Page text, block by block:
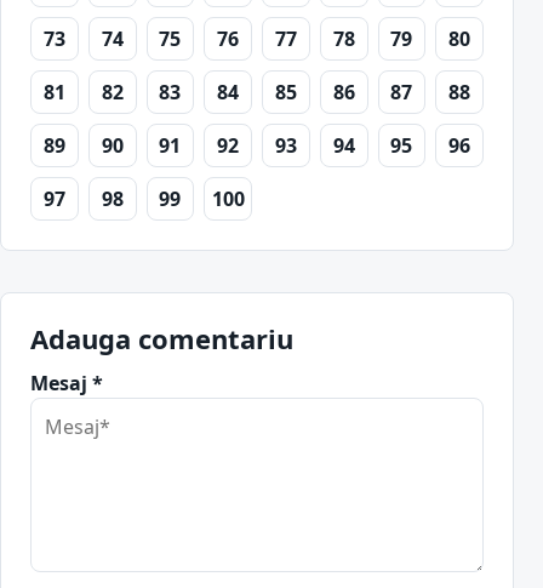
73
74 75 76 77 78 79
80
81
82 83 84 85 86 87
88
89
90 91 92 93 94 95
96
97
98 99 100
Adauga comentariu
Mesaj *